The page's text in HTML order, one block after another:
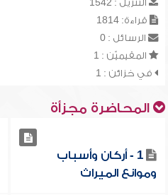
التنزيل : 1542
قراءة: 1814
الرسائل : 0
المقيميّن : 1
في خزائن : 1
المحاضرة مجزأة
1 - أركان وأسباب
وموانع الميراث